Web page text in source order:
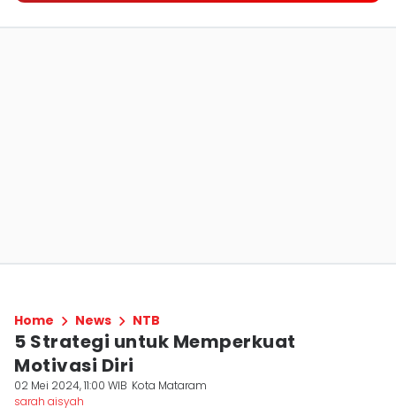
Home News NTB
5 Strategi untuk Memperkuat
Motivasi Diri
02 Mei 2024, 11:00 WIB Kota Mataram
sarah aisyah